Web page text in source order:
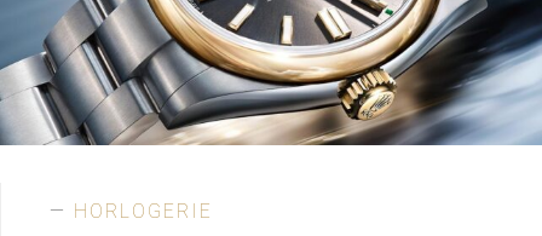
HORLOGERIE